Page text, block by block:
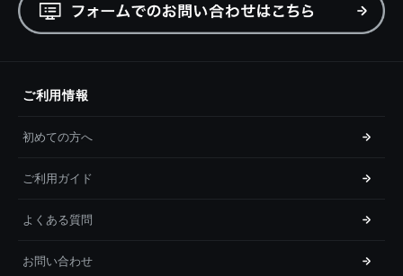
ご利用情報
初めての方へ
ご利用ガイド
よくある質問
お問い合わせ